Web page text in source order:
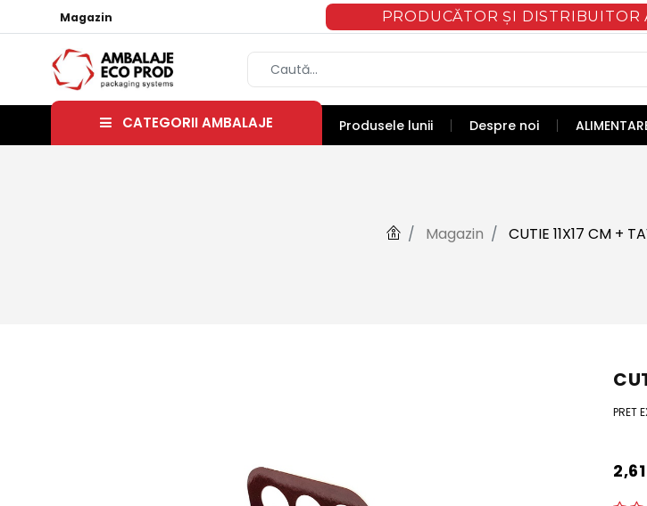
Magazin PRODUCĂTOR ȘI DISTRIBUITOR
CATEGORII AMBALAJE Produsele lunii Despre noi
Magazin CUTIE 11X17 CM +
PRET
2,61